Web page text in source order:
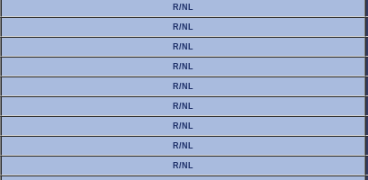
R/NL
R/NL
R/NL
R/NL
R/NL
R/NL
R/NL
R/NL
R/NL